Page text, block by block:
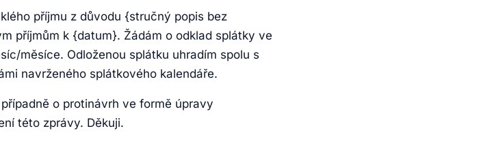
příjmu z důvodu {stručný popis bez
příjmům k {datum}. Žádám o odklad splátky ve
měsíce. Odloženou splátku uhradím spolu s
navrženého splátkového kalendáře.
o protinávrh ve formě úpravy
této zprávy. Děkuji.